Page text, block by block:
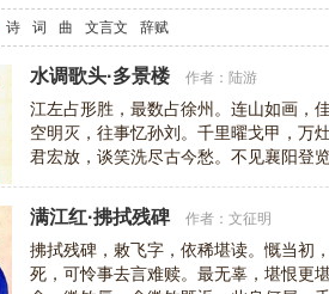
励志 哲理 闺怨 悼亡
春节
小学古诗 初中古诗 高中古诗 古文观止
言文 古诗十九首 唐诗三百首 古诗三百首 宋
诗 词 曲 文言文 辞赋
水调歌头·多景楼 作者： 陆游
江左占形胜，最数占徐州。连山如画，
空明灭，往事忆孙刘。千里曜戈甲，万
君宏放，谈笑洗尽古今愁。不见襄阳登
满江红·拂拭残碑 作者： 文征明
拂拭残碑，敕飞字，依稀堪读。慨当初
死，可怜事去言难赎。最无辜，堪恨更